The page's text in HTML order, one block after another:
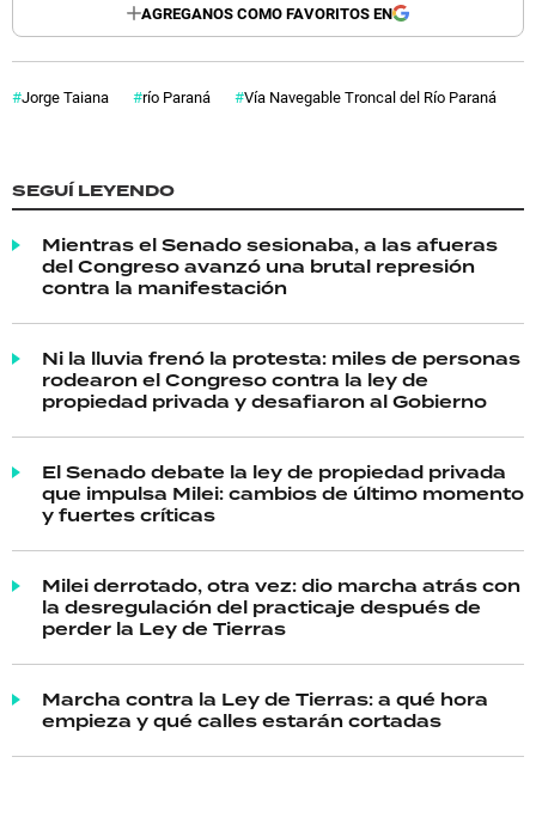
AGREGANOS COMO FAVORITOS EN
Jorge Taiana río Paraná Vía Navegable Troncal del Río Paraná
SEGUÍ LEYENDO
Mientras el Senado sesionaba, a las afueras
del Congreso avanzó una brutal represión
contra la manifestación
Ni la lluvia frenó la protesta: miles de personas
rodearon el Congreso contra la ley de
propiedad privada y desafiaron al Gobierno
El Senado debate la ley de propiedad privada
que impulsa Milei: cambios de último momento
y fuertes críticas
Milei derrotado, otra vez: dio marcha atrás con
la desregulación del practicaje después de
perder la Ley de Tierras
Marcha contra la Ley de Tierras: a qué hora
empieza y qué calles estarán cortadas